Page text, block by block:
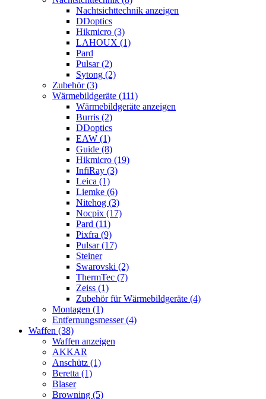
Nachtsichttechnik anzeigen
DDoptics
Hikmicro (3)
LAHOUX (1)
Pard
Pulsar (2)
Sytong (2)
Zubehör (3)
Wärmebildgeräte (111)
Wärmebildgeräte anzeigen
Burris (2)
DDoptics
EAW (1)
Guide (8)
Hikmicro (19)
InfiRay (3)
Leica (1)
Liemke (6)
Nitehog (3)
Nocpix (17)
Pard (11)
Pixfra (9)
Pulsar (17)
Steiner
Swarovski (2)
ThermTec (7)
Zeiss (1)
Zubehör für Wärmebildgeräte (4)
Montagen (1)
Entfernungsmesser (4)
Waffen (38)
Waffen anzeigen
AKKAR
Anschütz (1)
Beretta (1)
Blaser
Browning (5)